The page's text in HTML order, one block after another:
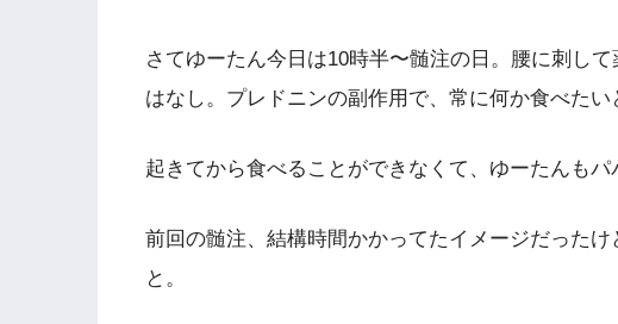
さてゆーたん今日は10時半〜髄注の日。腰に刺し
はなし。プレドニンの副作用で、常に何か食べたい
起きてから食べることができなくて、ゆーたんもパ
前回の髄注、結構時間かかってたイメージだった
と。